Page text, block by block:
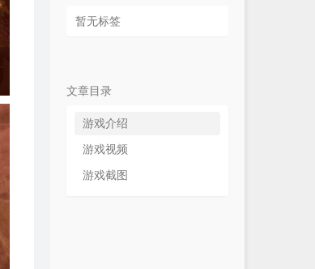
暂无标签
文章目录
游戏介绍
游戏视频
游戏截图